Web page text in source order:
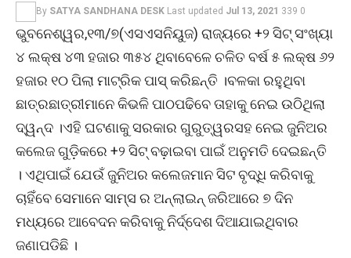
By SATYA SANDHANA DESK Last updated Jul 13, 2021 339 0
ଭୁବନେଶ୍ୱର,୧୩/୭(ଏସଏସନିୟୁଜ) ରାଜ୍ୟରେ +୨ ସିଟ୍ ସଂଖ୍ୟା
୪ ଲକ୍ଷ ୪୩ ହଜାର ୩୫୪ ଥିବାବେଳେ ଚଳିତ ବର୍ଷ ୫ ଲକ୍ଷ ୬୨
ହଜାର ୧୦ ପିଲା ମାଟ୍ରିକ ପାସ୍ କରିଛନ୍ତି ।ବଳକା ରହୁଥିବା
ଛାତ୍ରଛାତ୍ରୀମାନେ କିଭଳି ପାଠପଢିବେ ତାହାକୁ ନେଇ ଉଠିଥିଲା
ଦ୍ୱନ୍ଦ ।ଏହି ଘଟଣାକୁ ସରକାର ଗୁରୁତ୍ୱରସହ ନେଇ ଜୁନିଅର
କଲେଜ ଗୁଡ଼ିକରେ +୨ ସିଟ୍ ବଢ଼ାଇବା ପାଇଁ ଅନୁମତି ଦେଇଛନ୍ତି
। ଏଥିପାଇଁ ଯେଉଁ ଜୁନିଅର କଲେଜମାନ ସିଟ ବୃଦ୍ଧି କରିବାକୁ
ଚାହିଁବେ ସେମାନେ ସାମ୍‌ସ ର ଅନ୍‌ଲାଇନ୍ ଜରିଆରେ ୭ ଦିନ
ମଧ୍ୟରେ ଆବେଦନ କରିବାକୁ ନିର୍ଦ୍ଦେଶ ଦିଆଯାଇଥିବାର
ଜଣାପଡିଛି ।